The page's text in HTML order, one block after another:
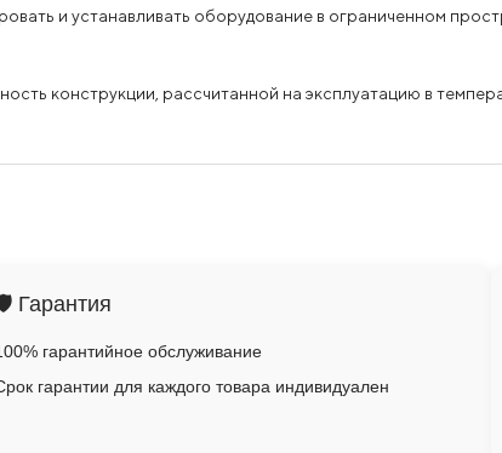
и устанавливать оборудование в ограниченном
конструкции, рассчитанной на эксплуатацию в
Гарантия
гарантийное обслуживание
гарантии для каждого товара индивидуален